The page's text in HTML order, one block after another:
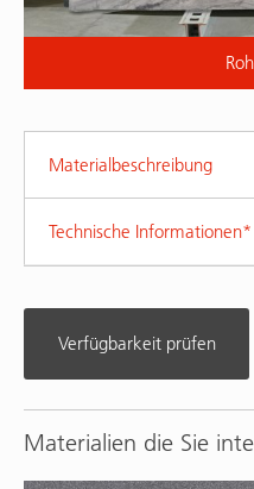
Materialbeschreibung
Technische Informationen*
Verfügbarkeit prüfen
Materialien die Sie